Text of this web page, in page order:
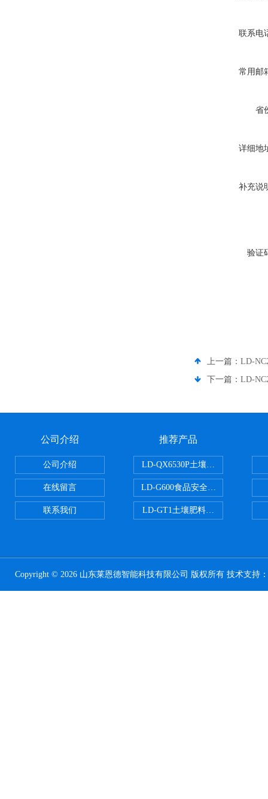
联系电
常用邮
省
详细地
补充说
验证
上一篇： LD-
下一篇： LD-
公司介绍
公司介绍
在线留言
联系我们
推荐产品
LD-QX6530P土壤氧化还原电位检
LD-G600食品安全检测仪
LD-GT1土壤肥料养分检测仪
Copyright © 2026 山东莱恩德智能科技有限公司 版权所有 技术支持：